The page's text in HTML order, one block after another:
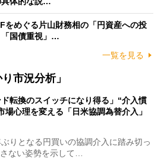
をめぐる片山財務相の「円資産への投
国債重視」…
一覧を見る
市況分析」
ド転換のスイッチになり得る」“介入慣
場心理を変える「日米協調為替介入」
りとなる円買いの協調介入に踏み切っ
ない姿勢を示して…